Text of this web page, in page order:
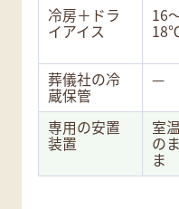
冷房＋ドラ
イアイス
16
葬儀社の冷
蔵保管
—
専用の安置
装置
室温
のま
ま